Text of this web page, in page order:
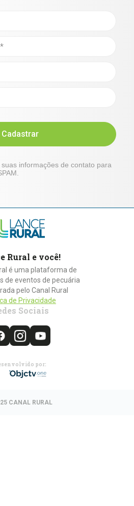
Cadastrar
informações de contato para
Rural e você!
é uma plataforma de
de eventos de pecuária
pelo Canal Rural
de Privacidade
Sociais
por:
CANAL RURAL